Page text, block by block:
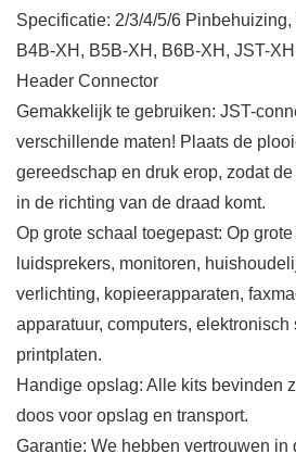
Specificatie: 2/3/4/5/6
B4B-XH, B5B-XH, B6B-XH, JST-
Header Connector
Gemakkelijk te gebruiken: JST-
verschillende maten! Plaats de
gereedschap en druk erop, zodat
in de richting van de draad komt.
Op grote schaal toegepast: Op
luidsprekers, monitoren,
verlichting, kopieerapparaten,
apparatuur, computers,
printplaten.
Handige opslag: Alle kits bevinden
doos voor opslag en transport.
Garantie: We hebben vertrouwen in